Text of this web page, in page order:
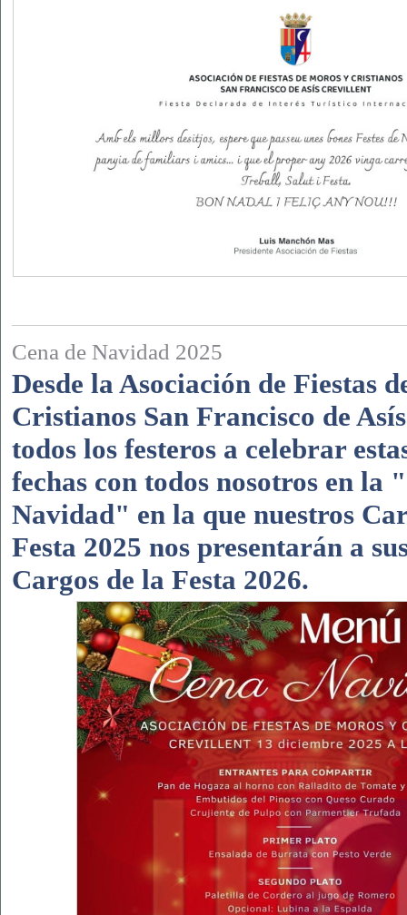
Cena de Navidad 2025
Desde la Asociación de Fiestas
Cristianos San Francisco de
todos los festeros a celebrar
fechas con todos nosotros en la
Navidad" en la que nuestros
Festa 2025 nos presentarán a
Cargos de la Festa 2026.